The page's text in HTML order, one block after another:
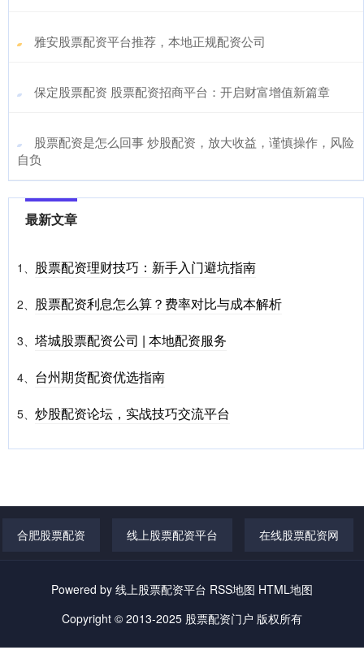
​雅安股票配资平台推荐，本地正规配资公司
​保定股票配资 股票配资招商平台：开启财富增值新篇章
​股票配资是怎么回事 炒股配资，放大收益，谨慎操作，风险
自负
最新文章
1、 股票配资理财技巧：新手入门避坑指南
2、 股票配资利息怎么算？费率对比与成本解析
3、 塔城股票配资公司 | 本地配资服务
4、 台州期货配资优选指南
5、 炒股配资论坛，实战技巧交流平台
合肥股票配资 线上股票配资平台 在线股票配资网
Powered by 线上股票配资平台 RSS地图 HTML地图
Copyright © 2013-2025 股票配资门户 版权所有